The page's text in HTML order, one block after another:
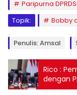
Paripurna
Topik:
Bobby
Penulis: Amsal
Rico :
dengan